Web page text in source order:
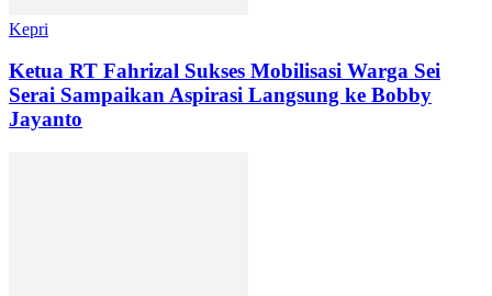
Kepri
Ketua RT Fahrizal Sukses Mobilisasi Warga Sei
Serai Sampaikan Aspirasi Langsung ke Bobby
Jayanto